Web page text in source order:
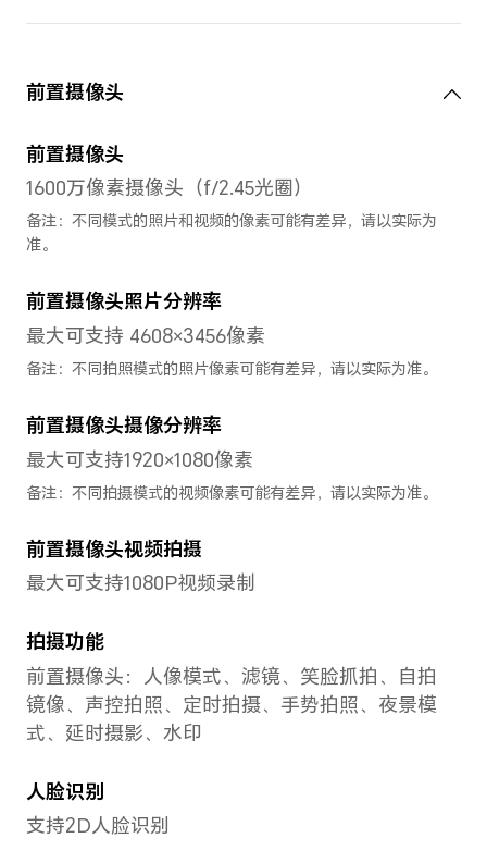
操作系统
Magic UI 7.0（基于Android
存储
12GB+256GB
全网通
全网通